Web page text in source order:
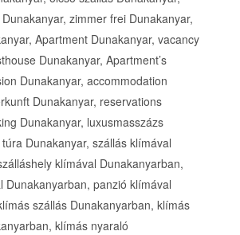
zimmer frei Dunakanyar,
Apartment Dunakanyar, vacancy
Dunakanyar, Apartment’s
Dunakanyar, accommodation
Dunakanyar, reservations
Dunakanyar, luxusmasszázs
Dunakanyar, szállás klímával
klímával Dunakanyarban,
Dunakanyarban, panzió klímával
szállás Dunakanyarban, klímás
klímás nyaraló